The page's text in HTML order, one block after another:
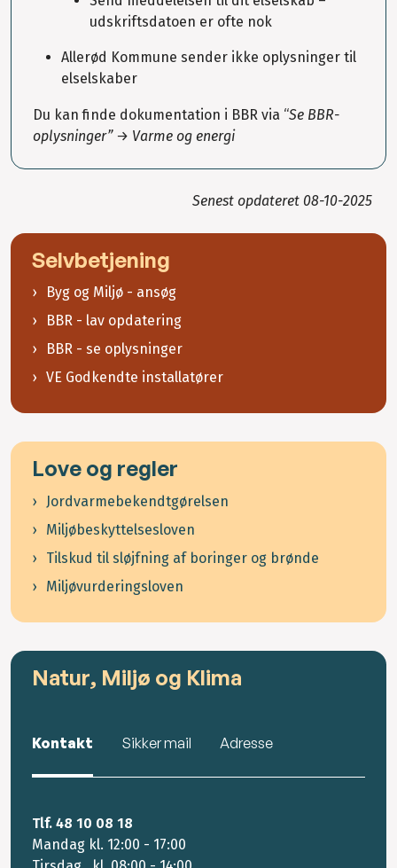
udskriftsdatoen er ofte nok
Allerød Kommune sender ikke oplysninger til
elselskaber
Du kan finde dokumentation i BBR via “Se BBR-
oplysninger” → Varme og energi
Senest opdateret 08-10-2025
Selvbetjening
Byg og Miljø - ansøg
BBR - lav opdatering
BBR - se oplysninger
VE Godkendte installatører
Love og regler
Jordvarmebekendtgørelsen
Miljøbeskyttelsesloven
Tilskud til sløjfning af boringer og brønde
Miljøvurderingsloven
Natur, Miljø og Klima
Kontakt Sikker mail Adresse
Tlf. 48 10 08 18
Mandag kl. 12:00 - 17:00